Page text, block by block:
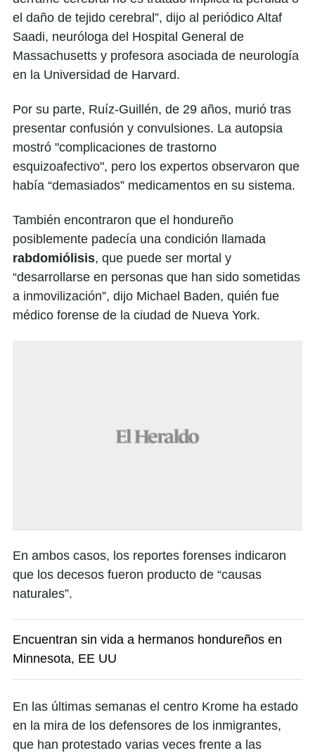
el daño de tejido cerebral”, dijo al periódico Altaf
Saadi, neuróloga del Hospital General de
Massachusetts y profesora asociada de neurología
en la Universidad de Harvard.
Por su parte, Ruíz-Guillén, de 29 años, murió tras
presentar confusión y convulsiones. La autopsia
mostró "complicaciones de trastorno
esquizoafectivo", pero los expertos observaron que
había “demasiados” medicamentos en su sistema.
También encontraron que el hondureño
posiblemente padecía una condición llamada
rabdomiólisis, que puede ser mortal y
“desarrollarse en personas que han sido sometidas
a inmovilización”, dijo Michael Baden, quién fue
médico forense de la ciudad de Nueva York.
En ambos casos, los reportes forenses indicaron
que los decesos fueron producto de “causas
naturales”.
Encuentran sin vida a hermanos hondureños en
Minnesota, EE UU
En las últimas semanas el centro Krome ha estado
en la mira de los defensores de los inmigrantes,
que han protestado varias veces frente a las